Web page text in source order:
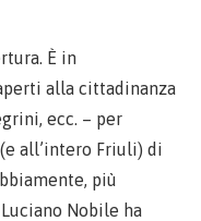
È in
alla cittadinanza
ecc. – per
all’intero Friuli) di
più
Nobile ha